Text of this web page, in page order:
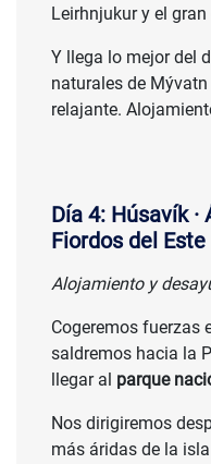
Leirhnjukur y el
Y llega lo mejor del
naturales de
relajante.
Día 4: Húsavík
Fiordos del Este
Alojamiento y
Cogeremos fuerzas
saldremos hacia la
llegar al parque
Nos dirigiremos
más áridas de la